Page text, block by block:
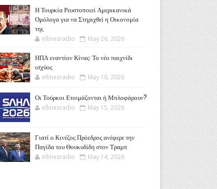
Η Τουρκία Ρευστοποιεί Αμερικανικά
Ομόλογα για να Στηριχθεί η Οικονομία
της
ellinesradio May 26, 2026
ΗΠΑ εναντίον Κίνας: Το νέο παιχνίδι
ισχύος
ellinesradio May 16, 2026
Οι Τούρκοι Ετοιμάζονται ή Μπλοφάρουν?
ellinesradio May 15, 2026
Γιατί ο Κινέζος Πρόεδρος ανέφερε την
Παγίδα του Θουκυδίδη στον Τραμπ
ellinesradio May 14, 2026